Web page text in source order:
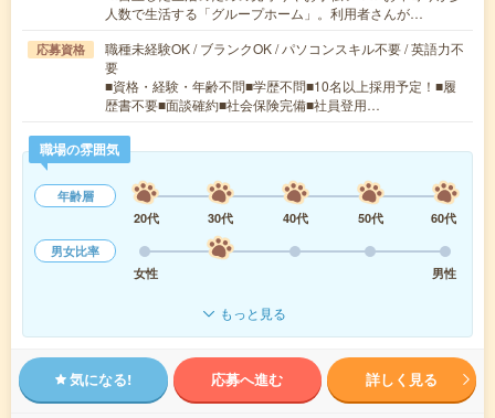
人数で生活する「グループホーム」。利用者さんが…
応募資格
職種未経験OK / ブランクOK / パソコンスキル不要 / 英語力不
要
■資格・経験・年齢不問■学歴不問■10名以上採用予定！■履
歴書不要■面談確約■社会保険完備■社員登用…
職場の雰囲気
年齢層
20代
30代 40代 50代
60代
男女比率
女性
男性
もっと見る
気になる! 応募へ進む 詳しく見る